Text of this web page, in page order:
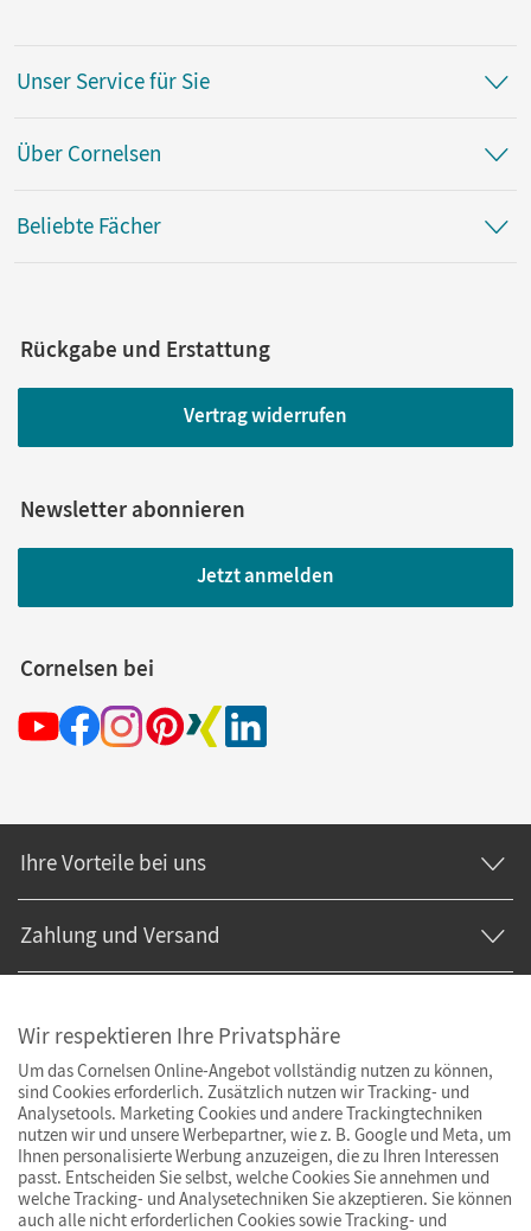
Unser Service für Sie
Über Cornelsen
Beliebte Fächer
Rückgabe und Erstattung
Vertrag widerrufen
Newsletter abonnieren
Jetzt anmelden
Cornelsen bei
Ihre Vorteile bei uns
Zahlung und Versand
Wir respektieren Ihre Privatsphäre
Um das Cornelsen Online-Angebot vollständig nutzen zu können,
sind Cookies erforderlich. Zusätzlich nutzen wir Tracking- und
Analysetools. Marketing Cookies und andere Trackingtechniken
nutzen wir und unsere Werbepartner, wie z. B. Google und Meta, um
Ihnen personalisierte Werbung anzuzeigen, die zu Ihren Interessen
passt. Entscheiden Sie selbst, welche Cookies Sie annehmen und
welche Tracking- und Analysetechniken Sie akzeptieren. Sie können
auch alle nicht erforderlichen Cookies sowie Tracking- und